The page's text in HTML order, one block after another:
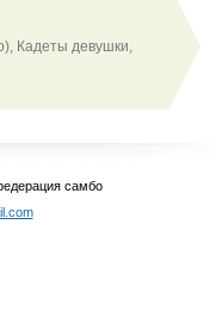
Кадеты девушки,
самбо